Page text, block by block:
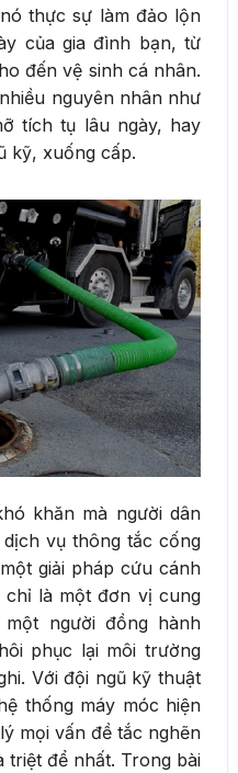
thực sự làm đảo lộn
của gia đình bạn, từ
đến vệ sinh cá nhân.
nguyên nhân như
tích tụ lâu ngày, hay
kỹ, xuống cấp.
khăn mà người dân
vụ thông tắc cống
giải pháp cứu cánh
chỉ là một đơn vị cung
người đồng hành
phục lại môi trường
Với đội ngũ kỹ thuật
thống máy móc hiện
mọi vấn đề tắc nghẽn
triệt để nhất. Trong bài